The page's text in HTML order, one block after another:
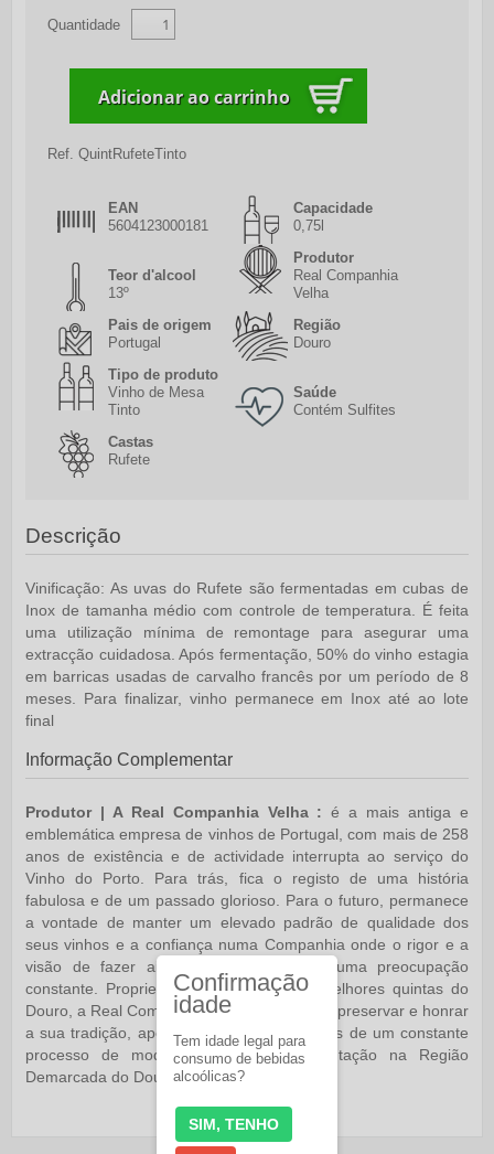
Quantidade
Ref. QuintRufeteTinto
EAN
5604123000181
Capacidade
0,75l
Teor d'alcool
13º
Produtor
Real Companhia
Velha
Pais de origem
Portugal
Região
Douro
Tipo de produto
Vinho de Mesa
Tinto
Saúde
Contém Sulfites
Castas
Rufete
Descrição
Vinificação: As uvas do Rufete são fermentadas em cubas de
Inox de tamanha médio com controle de temperatura. É feita
uma utilização mínima de remontage para asegurar uma
extracção cuidadosa. Após fermentação, 50% do vinho estagia
em barricas usadas de carvalho francês por um período de 8
meses. Para finalizar, vinho permanece em Inox até ao lote
final
Informação Complementar
Produtor | A Real Companhia Velha :é a mais antiga e
emblemática empresa de vinhos de Portugal, com mais de 258
anos de existência e de actividade interrupta ao serviço do
Vinho do Porto. Para trás, fica o registo de uma história
fabulosa e de um passado glorioso. Para o futuro, permanece
a vontade de manter um elevado padrão de qualidade dos
seus vinhos e a confiança numa Companhia onde o rigor e a
visão de fazer ainda mais história são uma preocupação
constante. Proprietária de algumas das melhores quintas do
Douro, a Real Companhia Velha tem sabido preservar e honrar
a sua tradição, apostando no futuro, através de um constante
processo de modernização e experimentação na Região
Demarcada do Douro.
Confirmação
idade
Tem idade legal para
consumo de bebidas
alcoólicas?
SIM, TENHO